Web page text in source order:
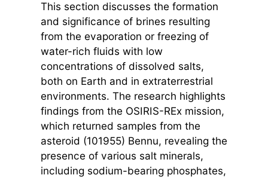
This section discusses the formation
and significance of brines resulting
from the evaporation or freezing of
water-rich fluids with low
concentrations of dissolved salts,
both on Earth and in extraterrestrial
environments. The research highlights
findings from the OSIRIS-REx mission,
which returned samples from the
asteroid (101955) Bennu, revealing the
presence of various salt minerals,
including sodium-bearing phosphates,